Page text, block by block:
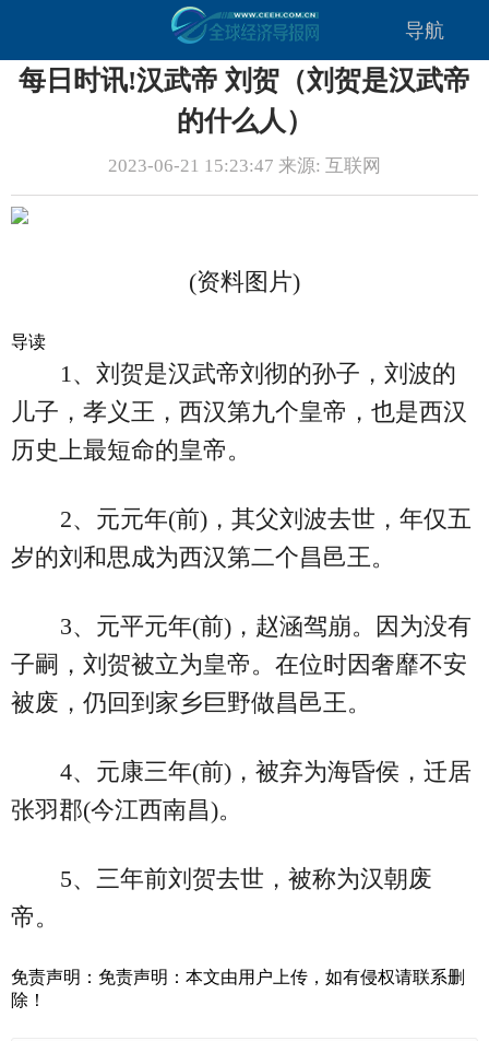
导航
每日时讯!汉武帝 刘贺（刘贺是汉武帝
的什么人）
2023-06-21 15:23:47 来源: 互联网
(资料图片)
导读
1、刘贺是汉武帝刘彻的孙子，刘波的
儿子，孝义王，西汉第九个皇帝，也是西汉
历史上最短命的皇帝。
2、元元年(前)，其父刘波去世，年仅五
岁的刘和思成为西汉第二个昌邑王。
3、元平元年(前)，赵涵驾崩。因为没有
子嗣，刘贺被立为皇帝。在位时因奢靡不安
被废，仍回到家乡巨野做昌邑王。
4、元康三年(前)，被弃为海昏侯，迁居
张羽郡(今江西南昌)。
5、三年前刘贺去世，被称为汉朝废
帝。
免责声明：免责声明：本文由用户上传，如有侵权请联系删
除！